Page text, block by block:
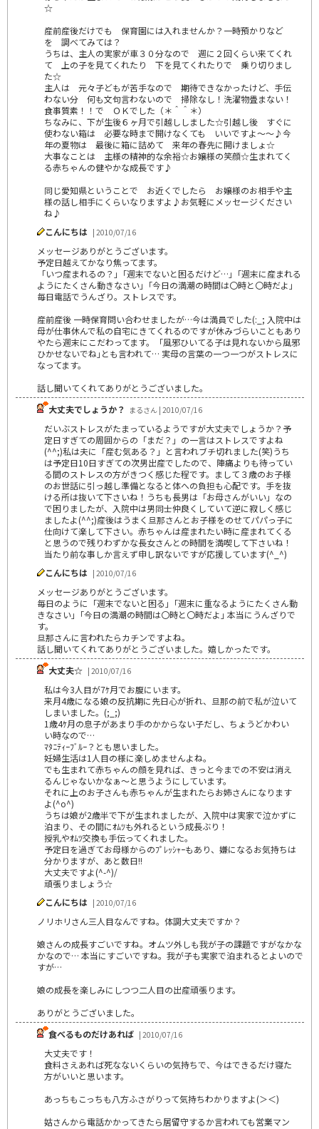
☆
産前産後だけでも 保育園には入れませんか？一時預かりなど
を 調べてみては？
うちは、主人の実家が車３０分なので 週に２回くらい来てくれ
て 上の子を見てくれたり 下を見てくれたりで 乗り切りまし
た☆
主人は 元々子どもが苦手なので 期待できなかったけど、手伝
わない分 何も文句言わないので 掃除なし！洗濯物畳まない！
食事質素！！で ＯＫでした（＊＾＾＊）
ちなみに、下が生後６ヶ月で引越ししました☆引越し後 すぐに
使わない箱は 必要な時まで開けなくても いいですよ～～♪今
年の夏物は 最後に箱に詰めて 来年の春先に開けましょ☆
大事なことは 主様の精神的な余裕☆お嬢様の笑顔☆生まれてく
る赤ちゃんの健やかな成長です♪
同じ愛知県ということで お近くでしたら お嬢様のお相手や主
様の話し相手にくらいなりますよ♪お気軽にメッセージください
ね♪
こんにちは | 2010/07/16
メッセージありがとうございます。
予定日越えてかなり焦ってます。
「いつ産まれるの？｣「週末でないと困るだけど…｣「週末に産まれる
ようにたくさん動きなさい｣「今日の満潮の時間は〇時と〇時だよ｣
毎日電話でうんざり。ストレスです。
産前産後 一時保育問い合わせましたが…今は満員でした(:_; 入院中は
母が仕事休んで私の自宅にきてくれるのですが休みづらいこともあり
やたら週末にこだわってます。「風邪ひいてる子は見れないから風邪
ひかせないでね｣とも言われて… 実母の言葉の一つ一つがストレスに
なってます。
話し聞いてくれてありがとうございました。
大丈夫でしょうか？
まるさん | 2010/07/16
だいぶストレスがたまっているようですが大丈夫でしょうか？予
定日すぎての周囲からの「まだ？」の一言はストレスですよね
(^^;)私は夫に「産む気ある？」と言われブチ切れました(笑)うち
は予定日10日すぎての次男出産でしたので、陣痛よりも待ってい
る間のストレスの方がきつく感じた程です。まして３歳のお子様
のお世話に引っ越し準備となると体への負担も心配です。手を抜
ける所は抜いて下さいね！うちも長男は「お母さんがいい」なの
で困りましたが、入院中は男同士仲良くしていて逆に寂しく感じ
ましたよ(^^;)産後はうまく旦那さんとお子様をのせてパパっ子に
仕向けて楽して下さい。赤ちゃんは産まれたい時に産まれてくる
と思うので残りわずかな長女さんとの時間を満喫して下さいね！
当たり前な事しか言えず申し訳ないですが応援しています(^_^)
こんにちは | 2010/07/16
メッセージありがとうございます。
毎日のように「週末でないと困る｣「週末に重なるようにたくさん動
きなさい｣「今日の満潮の時間は〇時と〇時だよ｣ 本当にうんざりで
す。
旦那さんに言われたらカチンですよね。
話し聞いてくれてありがとうございました。嬉しかったです。
大丈夫☆ | 2010/07/16
私は今3人目が7ｹ月でお腹にいます。
来月4歳になる娘の反抗期に先日心が折れ、旦那の前で私が泣いて
しまいました。(;_;)
1歳4ｹ月の息子があまり手のかからない子だし、ちょうどかわい
い時なので…
ﾏﾀﾆﾃｨｰﾌﾞﾙｰ？とも思いました。
妊婦生活は1人目の様に楽しめませんよね。
でも生まれて赤ちゃんの顔を見れば、きっと今までの不安は消え
るんじゃないかなぁ～と思うようにしています。
それに上のお子さんも赤ちゃんが生まれたらお姉さんになります
よ(^o^)
うちは娘が2歳半で下が生まれましたが、入院中は実家で泣かずに
泊まり、その間にｵﾑﾂも外れるという成長ぶり！
授乳やｵﾑﾂ交換も手伝ってくれました。
予定日を過ぎてお母様からのﾌﾟﾚｯｼｬｰもあり、嫌になるお気持ちは
分かりますが、あと数日!!
大丈夫ですよ(^-^)/
頑張りましょう☆
こんにちは | 2010/07/16
ノリホリさん三人目なんですね。体調大丈夫ですか？
娘さんの成長すごいですね。オムツ外しも我が子の課題ですがなかな
かなので… 本当にすごいですね。我が子も実家で泊まれるとよいので
すが…
娘の成長を楽しみにしつつ二人目の出産頑張ります。
ありがとうございました。
食べるものだけあれば | 2010/07/16
大丈夫です！
食料さえあれば死なないくらいの気持ちで、今はできるだけ寝た
方がいいと思います。
あっちもこっちも八方ふさがりって気持ちわかりますよ(＞＜)
姑さんから電話かかってきたら居留守するか言われても営業マン